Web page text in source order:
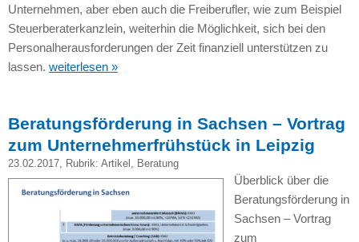
Unternehmen, aber eben auch die Freiberufler, wie zum Beispiel
Steuerberaterkanzlein, weiterhin die Möglichkeit, sich bei den
Personalherausforderungen der Zeit finanziell unterstützen zu
lassen. weiterlesen »
Beratungsförderung in Sachsen – Vortrag
zum Unternehmerfrühstück in Leipzig
23.02.2017, Rubrik: Artikel , Beratung
Überblick über die
Beratungsförderung in
Sachsen – Vortrag
zum